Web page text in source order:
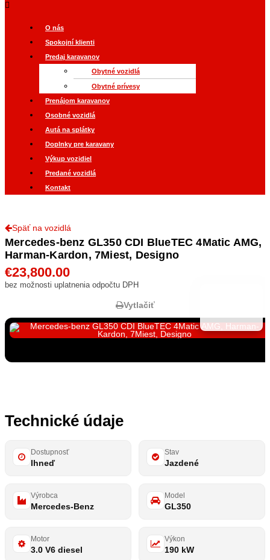
O nás
Spokojní klienti
Predaj karavanov
Obytné vozidlá
Obytné prívesy
Prenájom karavanov
Osobné vozidlá
Autá na splátky
Doplnky pre karavany
Výkup vozidiel
Predané vozidlá
Kontakt
Späť na vozidlá
Mercedes-benz GL350 CDI BlueTEC 4Matic AMG,
Harman-Kardon, 7Miest, Designo
€23,800.00
bez možnosti uplatnenia odpočtu DPH
Vytlačiť
Technické údaje
Dostupnosť
Ihneď
Stav
Jazdené
Výrobca
Mercedes-Benz
Model
GL350
Motor
3.0 V6 diesel
Výkon
190 kW